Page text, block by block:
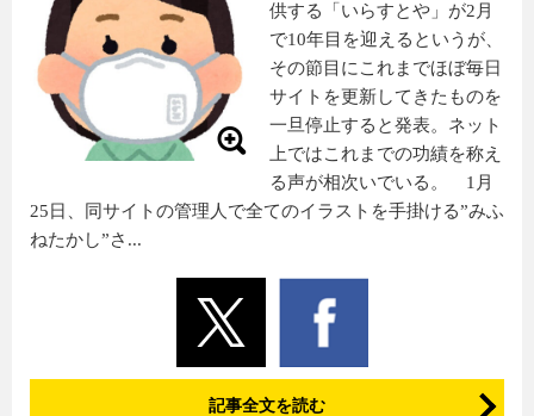
供する「いらすとや」が2月
で10年目を迎えるというが、
その節目にこれまでほぼ毎日
サイトを更新してきたものを
一旦停止すると発表。ネット
上ではこれまでの功績を称え
る声が相次いでいる。 1月
25日、同サイトの管理人で全てのイラストを手掛ける”みふ
ねたかし”さ...
記事全文を読む